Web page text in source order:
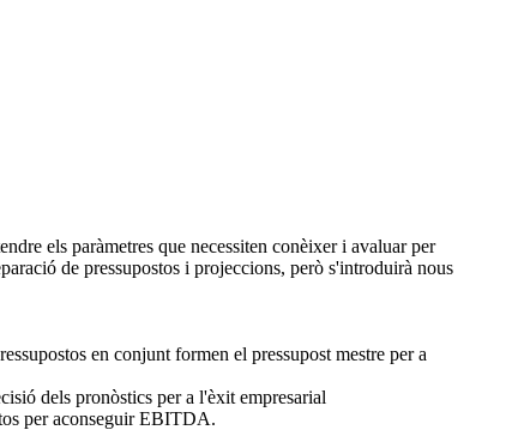
els paràmetres que necessiten conèixer i avaluar per
de pressupostos i projeccions, però s'introduirà nous
en conjunt formen el pressupost mestre per a
dels pronòstics per a l'èxit empresarial
per aconseguir EBITDA.